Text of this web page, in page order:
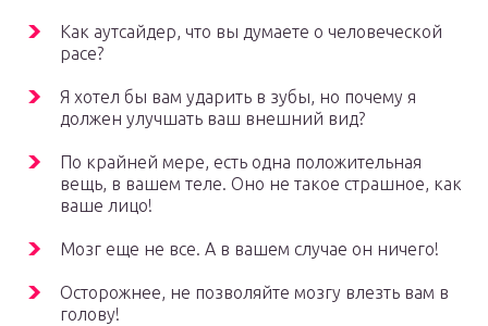
Как аутсайдер, что вы думаете о человеческой
расе?
Я хотел бы вам ударить в зубы, но почему я
должен улучшать ваш внешний вид?
По крайней мере, есть одна положительная
вещь, в вашем теле. Оно не такое страшное, как
ваше лицо!
Мозг еще не все. А в вашем случае он ничего!
Осторожнее, не позволяйте мозгу влезть вам в
голову!